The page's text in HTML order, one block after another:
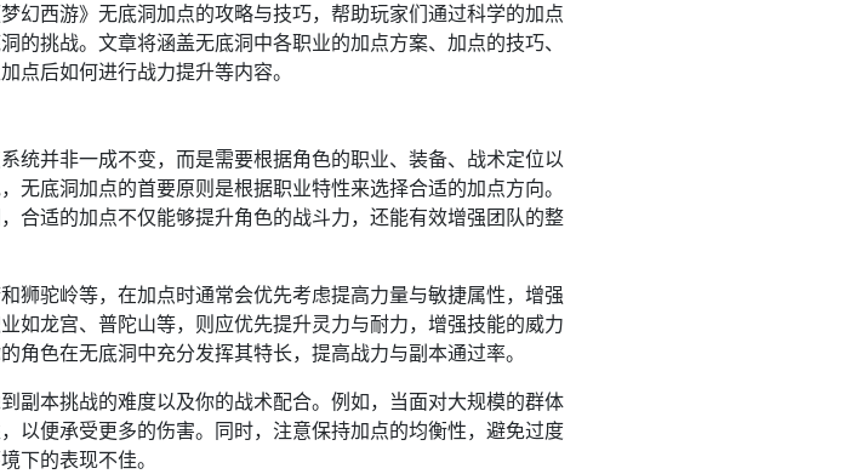
幻西游》无底洞加点的攻略与技巧，帮助玩家们通过科学的加点
的挑战。文章将涵盖无底洞中各职业的加点方案、加点的技巧、
点后如何进行战力提升等内容。
统并非一成不变，而是需要根据角色的职业、装备、战术定位以
无底洞加点的首要原则是根据职业特性来选择合适的加点方向。
合适的加点不仅能够提升角色的战斗力，还能有效增强团队的整
狮驼岭等，在加点时通常会优先考虑提高力量与敏捷属性，增强
如龙宫、普陀山等，则应优先提升灵力与耐力，增强技能的威力
角色在无底洞中充分发挥其特长，提高战力与副本通过率。
副本挑战的难度以及你的战术配合。例如，当面对大规模的群体
以便承受更多的伤害。同时，注意保持加点的均衡性，避免过度
下的表现不佳。